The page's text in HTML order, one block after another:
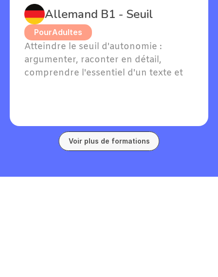
Allemand B1 - Seuil
PourAdultes
Atteindre le seuil d'autonomie :
argumenter, raconter en détail,
comprendre l'essentiel d'un texte et
Voir plus de formations